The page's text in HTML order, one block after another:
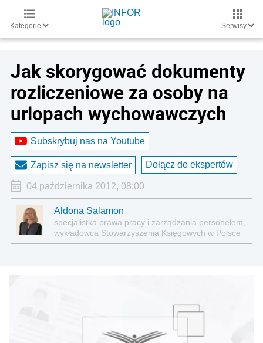
Kategorie Serwisy
Jak skorygować dokumenty
rozliczeniowe za osoby na
urlopach wychowawczych
Subskrybuj nas na Youtube
Zapisz się na newsletter Dołącz do ekspertów
04 października 2012, 08:00
Aldona Salamon
specjalistka prawa pracy i zarządzania personelem,
wykładowca Stowarzyszenia Księgowych w Polsce